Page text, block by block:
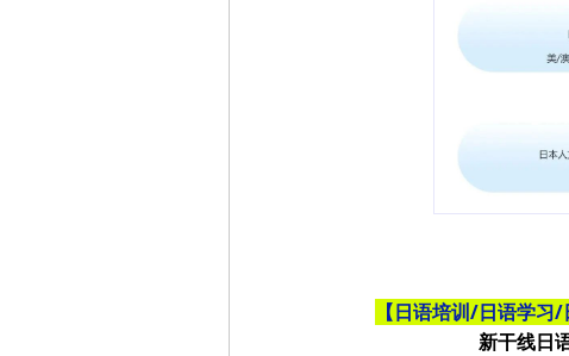
【日语培训/日语学习
新干线日